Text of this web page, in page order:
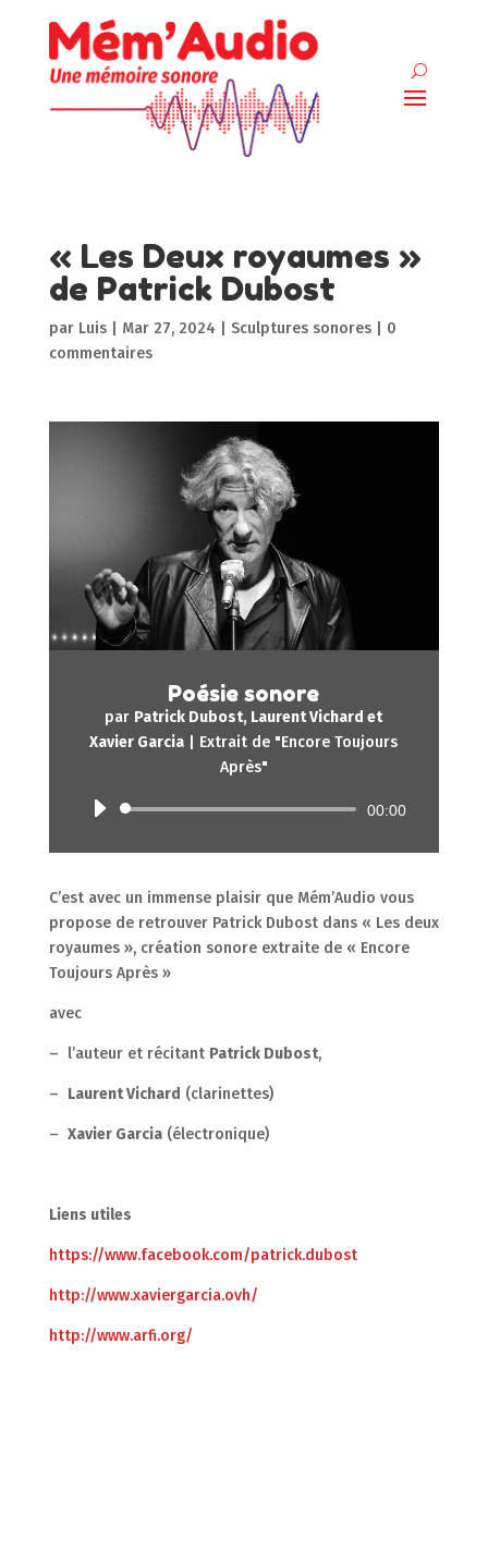
« Les Deux royaumes »
de Patrick Dubost
par Luis| Mar 27, 2024 Sculptures sonores| 0
commentaires
Poésie sonore
par Patrick Dubost, Laurent Vichard et
Xavier Garcia
Extrait de "Encore Toujours
Après"
Lecteur
00:00
C’est avec un immense plaisir que Mém’Audio vous
propose de retrouver Patrick Dubost dans « Les deux
royaumes », création sonore extraite de « Encore
Toujours Après »
avec
– l’auteur et récitant Patrick Dubost,
– Laurent Vichard (clarinettes)
– Xavier Garcia(électronique)
Liens utiles
https://www.facebook.com/patrick.dubost
http://www.xaviergarcia.ovh/
http://www.arfi.org/